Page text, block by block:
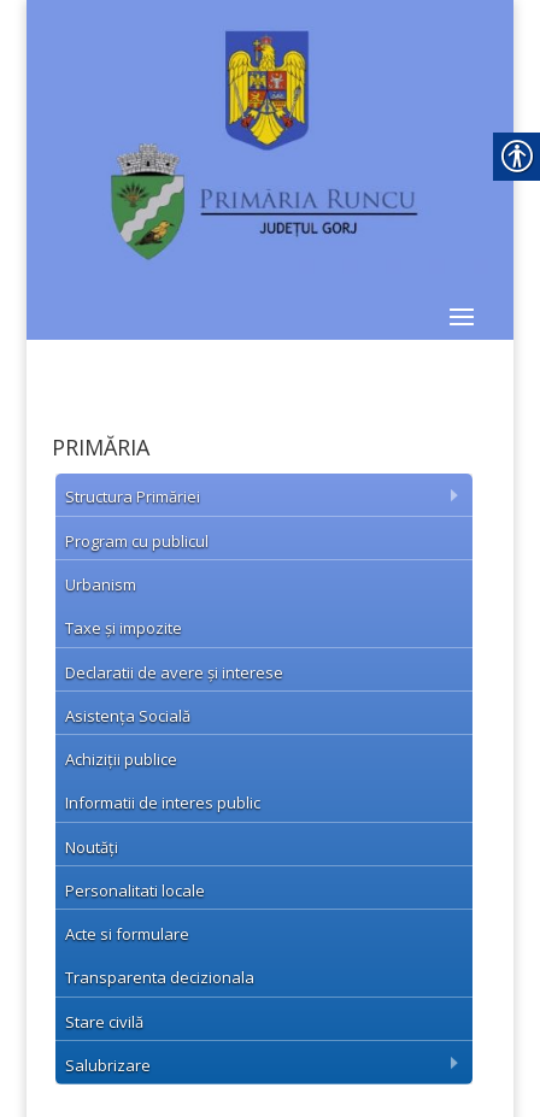
PRIMĂRIA
Structura Primăriei
Program cu publicul
Urbanism
Taxe și impozite
Declaratii de avere și interese
Asistența Socială
Achiziții publice
Informatii de interes public
Noutăți
Personalitati locale
Acte si formulare
Transparenta decizionala
Stare civilă
Salubrizare